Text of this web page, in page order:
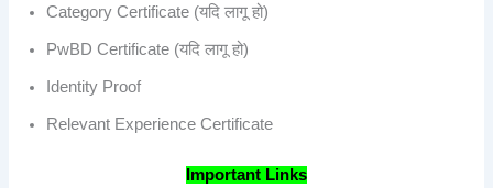
Category Certificate (यदि लागू हो)
PwBD Certificate (यदि लागू हो)
Identity Proof
Relevant Experience Certificate
Important Links